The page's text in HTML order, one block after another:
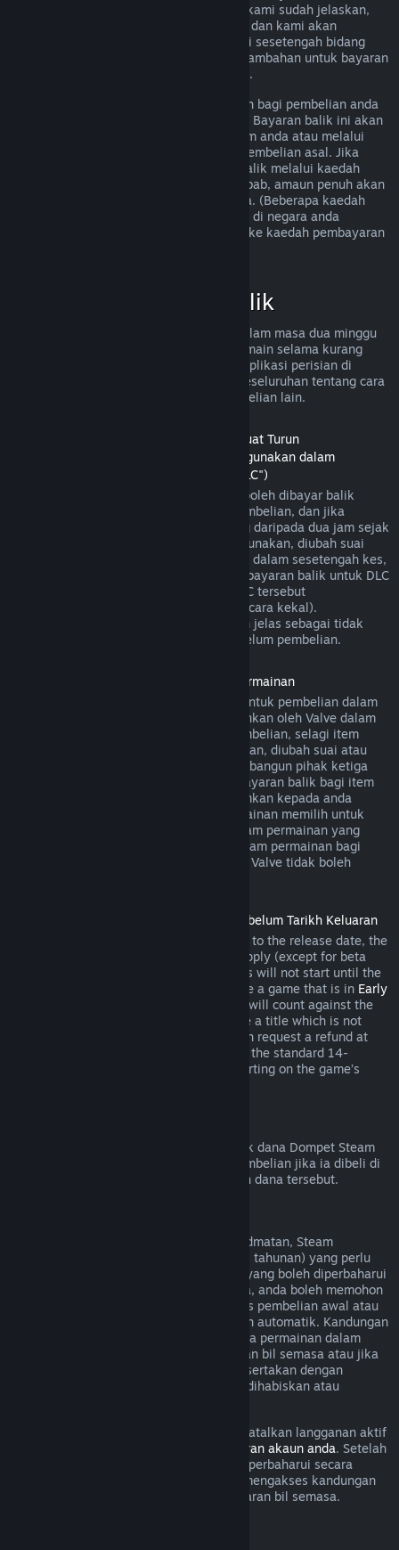
memenuhi peraturan bayaran balik yang kami sudah jelaskan,
anda masih boleh meminta bayaran balik dan kami akan
menyemak permintaan anda. Pengguna di sesetengah bidang
kuasa mungkin boleh mendapatkan hak tambahan untuk bayaran
balik sekiranya permainan tersebut rosak.
Anda akan menerima bayaran balik penuh bagi pembelian anda
dalam masa seminggu selepas kelulusan. Bayaran balik ini akan
dimasukkan ke dalam dana Dompet Steam anda atau melalui
kaedah pembayaran yang sama seperti pembelian asal. Jika
Steam tidak dapat memproses bayaran balik melalui kaedah
pembayaran awal anda atas sebarang sebab, amaun penuh akan
dikreditkan ke dalam Dompet Steam anda. (Beberapa kaedah
pembayaran yang tersedia melalui Steam di negara anda
mungkin tidak menyokong bayaran balik ke kaedah pembayaran
Kelayakan Bayaran Balik
Tawaran bayaran balik Steam terpakai dalam masa dua minggu
selepas pembelian dan dengan masa bermain selama kurang
daripada dua jam, untuk permainan dan aplikasi perisian di
gedung Steam. Berikut ialah gambaran keseluruhan tentang cara
bayaran balik berfungsi untuk jenis pembelian lain.
Bayaran Balik untuk Kandungan Boleh Muat Turun
(Kandungan gedung Steam yang boleh digunakan dalam
permainan atau aplikasi perisian lain, "DLC")
DLC yang dibeli daripada gedung Steam boleh dibayar balik
dalam masa empat belas hari selepas pembelian, dan jika
permainan utama telah dimainkan kurang daripada dua jam sejak
DLC dibeli, selagi DLC tersebut belum digunakan, diubah suai
atau dipindahkan. Harap maklum bahawa dalam sesetengah kes,
Steam mungkin tidak dapat memberikan bayaran balik untuk DLC
pihak ketiga tertentu (contohnya, jika DLC tersebut
meningkatkan tahap watak permainan secara kekal).
Pengecualian ini akan ditandakan dengan jelas sebagai tidak
boleh dibayar balik di halaman Store sebelum pembelian.
Bayaran balik untuk Pembelian Dalam Permainan
Steam akan menawarkan bayaran balik untuk pembelian dalam
permainan bagi permainan yang dibangunkan oleh Valve dalam
masa empat puluh lapan jam selepas pembelian, selagi item
dalam permainan tersebut belum digunakan, diubah suai atau
dipindahkan. Berdasarkan syarat ini, pembangun pihak ketiga
mempunyai pilihan untuk mendayakan bayaran balik bagi item
dalam permainan. Steam akan memaklumkan kepada anda
semasa pembelian jika pembangun permainan memilih untuk
menawarkan bayaran balik bagi item dalam permainan yang
anda bakal beli. Jika tidak, pembelian dalam permainan bagi
permainan yang bukan dibangunkan oleh Valve tidak boleh
Bayaran Balik untuk Tajuk yang Dibeli Sebelum Tarikh Keluaran
When you purchase a title on Steam prior to the release date, the
two-hour playtime limit for refunds will apply (except for beta
testing), but the 14-day period for refunds will not start until the
release date. For example, if you purchase a game that is in Early
, any playtime will count against the
two-hour refund limit. If you pre-purchase a title which is not
playable prior to the release date, you can request a refund at
any time prior to release of that title, and the standard 14-
day/two-hour refund period will apply starting on the game’s
Anda boleh memohon bayaran balik untuk dana Dompet Steam
dalam masa empat belas hari selepas pembelian jika ia dibeli di
Steam dan jika anda belum menggunakan dana tersebut.
Untuk sesetengah kandungan dan perkhidmatan, Steam
menawarkan akses berkala (cth. bulanan, tahunan) yang perlu
dibayar secara berulang. Jika langganan yang boleh diperbaharui
tidak digunakan dalam kitaran bil semasa, anda boleh memohon
bayaran balik dalam masa 48 jam selepas pembelian awal atau
dalam masa 48 jam selepas pembaharuan automatik. Kandungan
dianggap telah digunakan jika mana-mana permainan dalam
langganan telah dimainkan semasa kitaran bil semasa atau jika
mana-mana faedah atau diskaun yang disertakan dengan
langganan telah digunakan, diubah suai, dihabiskan atau
Harap maklum bahawa anda boleh membatalkan langganan aktif
butiran akaun anda. Setelah
dibatalkan, langganan anda tidak akan diperbaharui secara
automatik lagi, tetapi anda masih boleh mengakses kandungan
dan faedah langganan sehingga akhir kitaran bil semasa.